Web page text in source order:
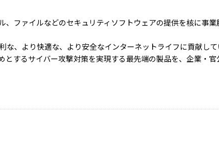
、ファイルなどのセキュリティソフトウェアの提供を核に事
な、より快適な、より安全なインターネットライフに貢献し
とするサイバー攻撃対策を実現する最先端の製品を、企業・